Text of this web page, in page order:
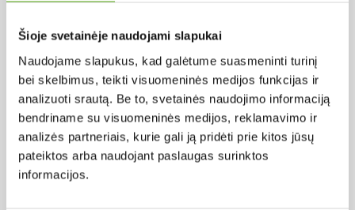
Šioje svetainėje naudojami slapukai
Naudojame slapukus, kad galėtume suasmeninti turinį
bei skelbimus, teikti visuomeninės medijos funkcijas ir
analizuoti srautą. Be to, svetainės naudojimo informaciją
bendriname su visuomeninės medijos, reklamavimo ir
analizės partneriais, kurie gali ją pridėti prie kitos jūsų
pateiktos arba naudojant paslaugas surinktos
informacijos.
Pagal abėcėlę:
Rezultatų nerasta...